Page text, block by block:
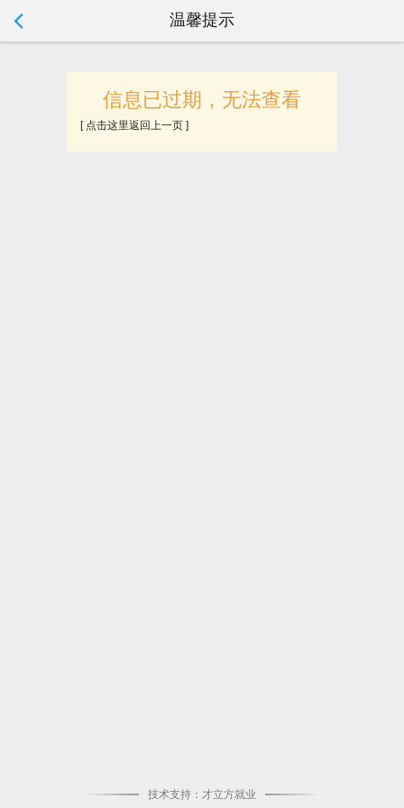
温馨提示
信息已过期，无法查看
[ 点击这里返回上一页 ]
技术支持：才立方就业